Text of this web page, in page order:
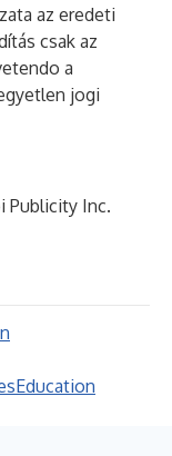
az eredeti
csak az
a
jogi
Publicity Inc.
Education